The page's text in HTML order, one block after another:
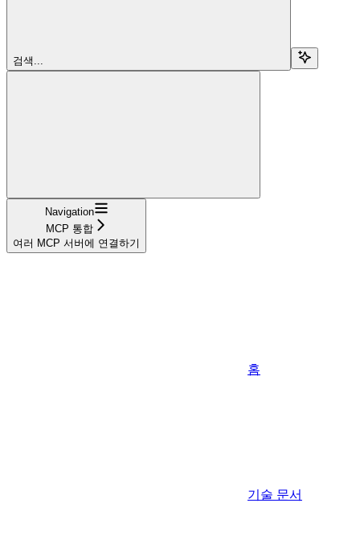
검색...
Navigation
MCP 통합
여러 MCP 서버에 연결하기
홈
기술 문서